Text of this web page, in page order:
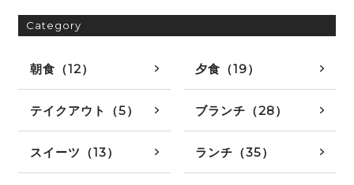
Category
朝食（12） 夕食（19）
テイクアウト（5） ブランチ（28）
スイーツ（13） ランチ（35）